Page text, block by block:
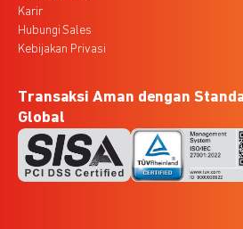
Karir
Hubungi Sales
Kebijakan Privasi
Transaksi Aman dengan
Global